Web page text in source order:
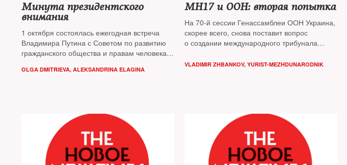
Минута президентского
внимания
1 октября состоялась ежегодная встреча
Владимира Путина с Советом по развитию
гражданского общества и правам человека.
с президентом и есть ли в этих беседах
OLGA DMITRIEVA, ALEKSANDRINA ELAGINA
MH17 и ООН: вторая попытка
На 70-й сессии Генассамблеи ООН Украина,
скорее всего, снова поставит вопрос
о создании международного трибунала
инициатива споткнулась в Совбезе ООН
VLADIMIR ZHBANKOV, YURIST-MEZHDUNARODNIK